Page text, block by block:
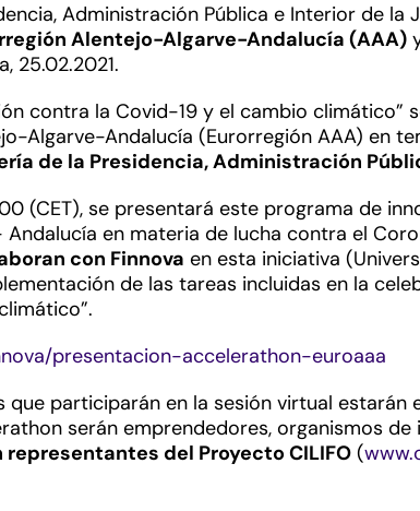
Administración Pública e Interior de la
Alentejo-Algarve-Andalucía (AAA)
25.02.2021.
contra la Covid-19 y el cambio climático”
Algarve-Andalucía (Eurorregión AAA) en
de la Presidencia, Administración
(CET), se presentará este programa de
en materia de lucha contra el
con Finnova en esta iniciativa
de las tareas incluidas en la
presentacion-accelerathon-euroaaa
participarán en la sesión virtual
serán emprendedores, organismos
del Proyecto CILIFO (